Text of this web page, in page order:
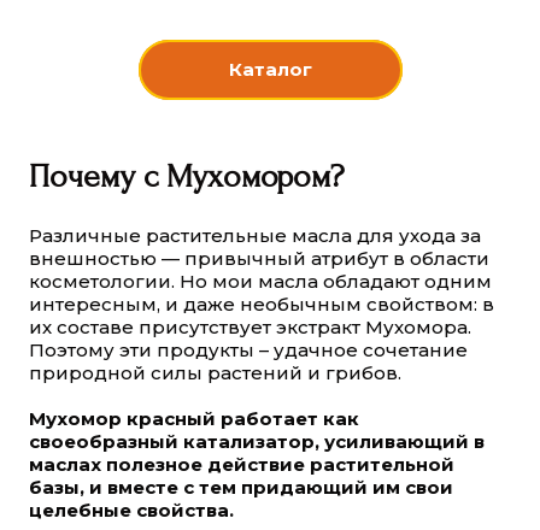
Каталог
Почему с Мухомором?
Различные растительные масла для ухода за
внешностью — привычный атрибут в области
косметологии. Но мои масла обладают одним
интересным, и даже необычным свойством: в
их составе присутствует экстракт Мухомора.
Поэтому эти продукты – удачное сочетание
природной силы растений и грибов.
Мухомор красный работает как
своеобразный катализатор, усиливающий в
маслах полезное действие растительной
базы, и вместе с тем придающий им свои
целебные свойства.